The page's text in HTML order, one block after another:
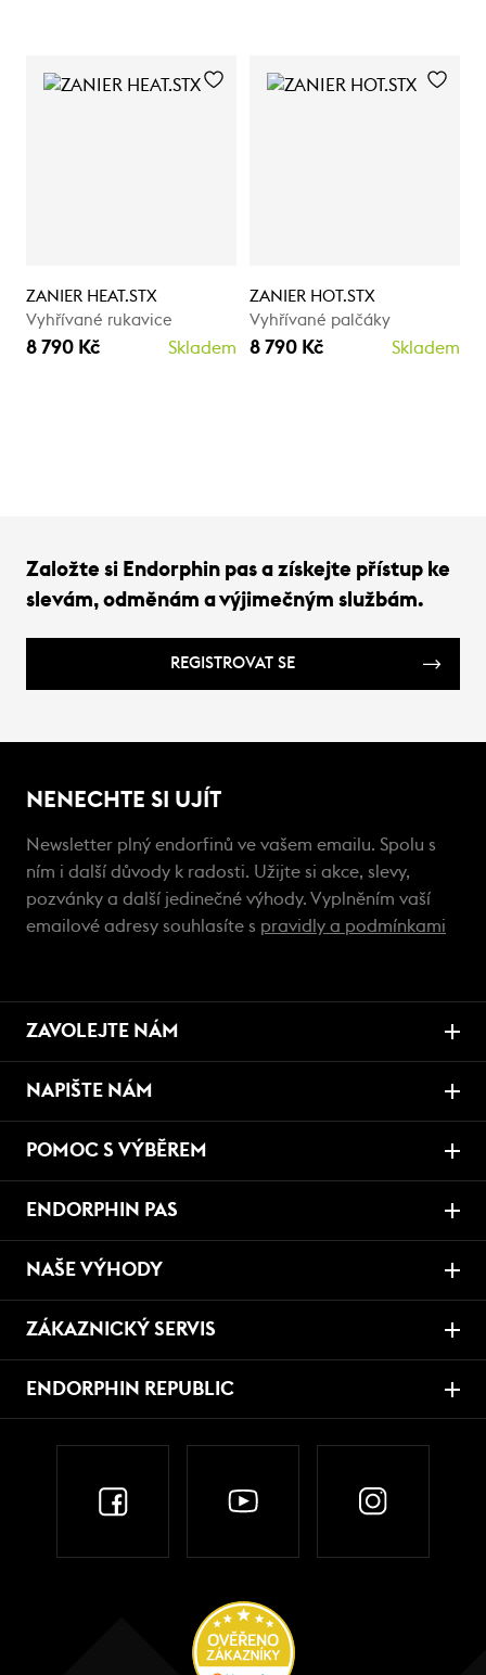
ZANIER HEAT.STX
Vyhřívané rukavice
8 790 Kč Skladem
ZANIER HOT.STX
Vyhřívané palčáky
8 790 Kč Skladem
Založte si Endorphin pas a získejte přístup ke
slevám, odměnám a výjimečným službám.
REGISTROVAT SE
NENECHTE SI UJÍT
Newsletter plný endorfinů ve vašem emailu. Spolu s
ním i další důvody k radosti. Užijte si akce, slevy,
pozvánky a další jedinečné výhody. Vyplněním vaší
emailové adresy souhlasíte s pravidly a podmínkami
ZAVOLEJTE NÁM
NAPIŠTE NÁM
POMOC S VÝBĚREM
ENDORPHIN PAS
NAŠE VÝHODY
ZÁKAZNICKÝ SERVIS
ENDORPHIN REPUBLIC